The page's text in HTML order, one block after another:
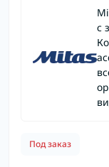
с
Под заказ